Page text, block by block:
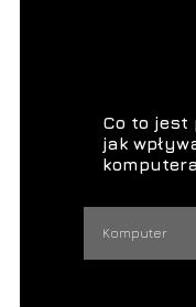
Co to jest
jak
Komputer